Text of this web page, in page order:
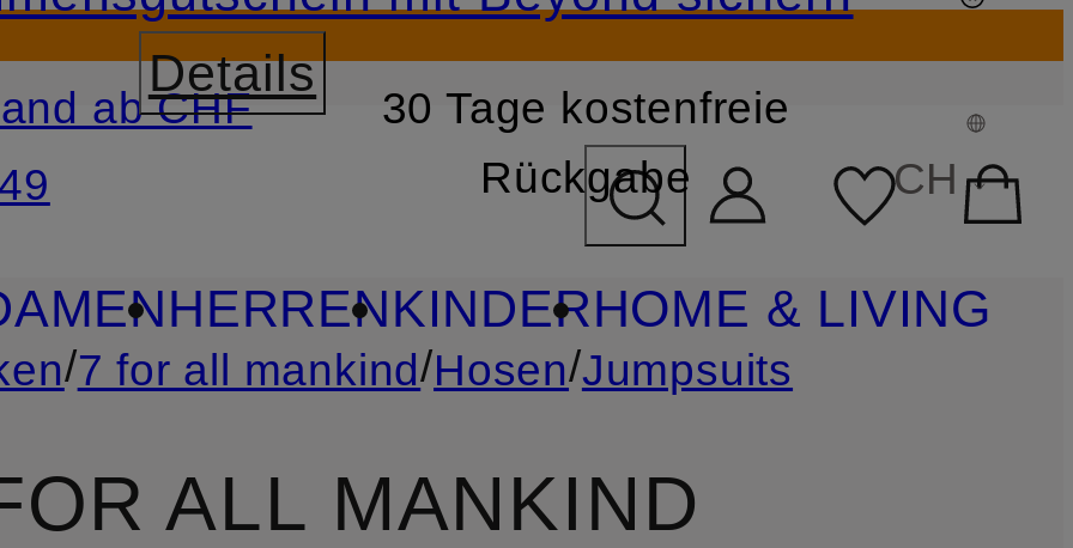
ZUM SUCHFELD ÜBERSPRINGEN
Details
ab CHF
30 Tage kostenfreie
Rückgabe
CH
HERRENKINDERHOME & LIVING
/7 for all mankind/Hosen/Jumpsuits
ALL MANKIND